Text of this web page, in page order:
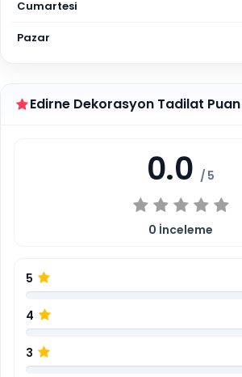
Cumartesi
Pazar
Edirne Dekorasyon Tadilat
0.0 / 5
0 İnceleme
5
4
3